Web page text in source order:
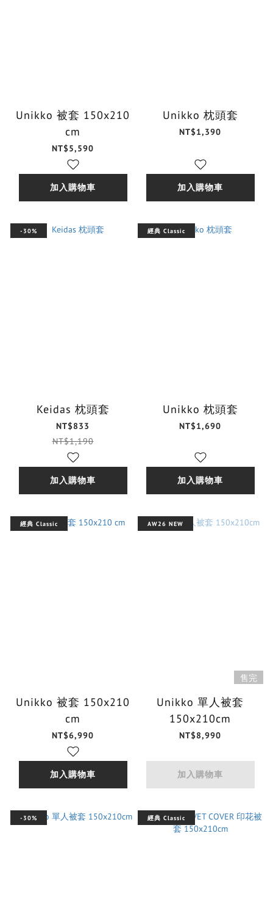
Unikko 被套 150x210
cm
NT$5,590
加入購物車
Unikko 枕頭套
NT$1,390
加入購物車
-30%
Keidas 枕頭套
NT$833
NT$1,190
加入購物車
經典 Classic
Unikko 枕頭套
NT$1,690
加入購物車
經典 Classic
Unikko 被套 150x210
cm
NT$6,990
加入購物車
AW26 NEW
售完
Unikko 單人被套
150x210cm
NT$8,990
加入購物車
-30% 經典 Classic